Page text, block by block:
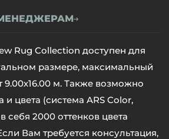
Rug Collection доступен для
размере, максимальный
9.00х16.00 м. Также возможно
и цвета (система ARS Color,
себя 2000 оттенков цвета
Вам требуется консультация,